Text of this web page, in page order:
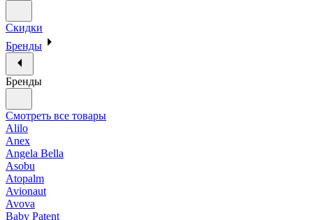
Скидки
Бренды
Бренды
Смотреть все товары
Alilo
Anex
Angela Bella
Asobu
Atopalm
Avionaut
Avova
Baby Patent